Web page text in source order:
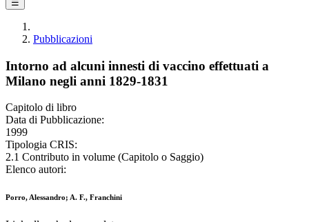
☰
Pubblicazioni
Intorno ad alcuni innesti di vaccino effettuati a
Milano negli anni 1829-1831
Capitolo di libro
Data di Pubblicazione:
1999
Tipologia CRIS:
2.1 Contributo in volume (Capitolo o Saggio)
Elenco autori:
Porro, Alessandro; A. F., Franchini